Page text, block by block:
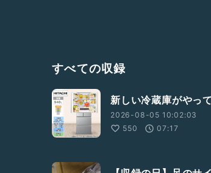
すべての収録
新しい冷蔵庫がやっ
2026-08-05 10:02:03
550
07:17